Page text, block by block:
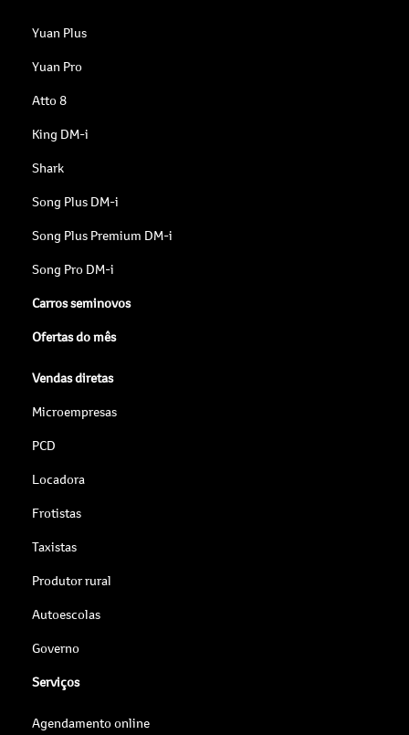
Yuan Plus
Yuan Pro
Atto 8
King DM-i
Shark
Song Plus DM-i
Song Plus Premium DM-i
Song Pro DM-i
Carros seminovos
Ofertas do mês
Vendas diretas
Microempresas
PCD
Locadora
Frotistas
Taxistas
Produtor rural
Autoescolas
Governo
Serviços
Agendamento online